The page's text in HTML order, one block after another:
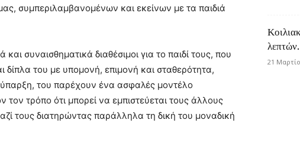
συμπεριλαμβανομένων και εκείνων με τα παιδιά
συναισθηματικά διαθέσιμοι για το παιδί τους, που
του με υπομονή, επιμονή και σταθερότητα,
του παρέχουν ένα ασφαλές μοντέλο
τον τρόπο ότι μπορεί να εμπιστεύεται τους άλλους
τους διατηρώντας παράλληλα τη δική του μοναδική
21